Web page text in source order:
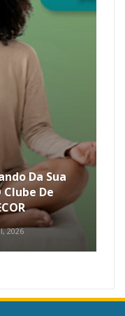
Da Sua
De
2026